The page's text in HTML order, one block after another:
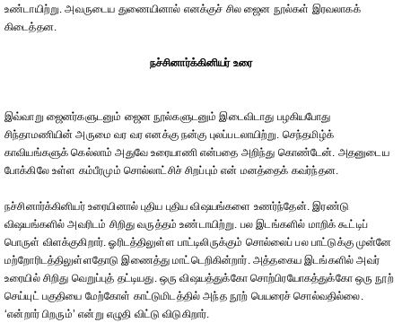
உண்டாயிற்று. அவருடைய துணையினால் எனக்குச் சில ஜைன நூல்கள் இரவலாகக்
கிடைத்தன.
நச்சினார்க்கினியர் உரை
இவ்வாறு ஜைனர்களுடனும் ஜைன நூல்களுடனும் இடைவிடாது பழகியபோது
சிந்தாமணியின் அருமை வர வர எனக்கு நன்கு புலப்படலாயிற்று. செந்தமிழ்க்
காவியங்களுக் கெல்லாம் அதுவே உரையாணி என்பதை அறிந்து கொண்டேன். அதனுடைய
போக்கிலே உள்ள கம்பீரமும் சொல்லாட்சிச் சிறப்பும் என் மனத்தைக் கவர்ந்தன.
நச்சினார்க்கினியர் உரையினால் புதிய புதிய விஷயங்களை உணர்ந்தேன். இரண்டு
விஷயங்களில் அவரிடம் சிறிது வருத்தம் உண்டாயிற்று. பல இடங்களில் மாறிக் கூட்டிப்
பொருள் விளக்குகிறார். ஓரிடத்திலுள்ள பாட்டிலிருக்கும் சொல்லைப் பல பாட்டுக்கு முன்னே
மற்றோரிடத்திலுள்ளதோடு இணைத்து மாட்டெறிகின்றார். அத்தகைய இடங்களில் அவர்
உரையில் சிறிது வெறுப்புத் தட்டியது. ஒரு விஷயத்துக்கோ சொற்பிரயோகத்துக்கோ ஒரு நூற்
செய்யுட் பகுதியை மேற்கோள் காட்டுமிடத்தில் அந்த நூற் பெயரைச் சொல்வதில்லை.
‘என்றார் பிறரும்’ என்று எழுதி விட்டு விடுகிறார்.